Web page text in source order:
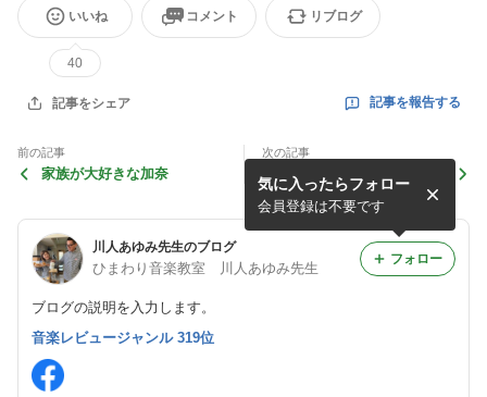
いいね
40
コメント リブログ
記事をシェア 記事を報告する
前の記事
家族が大好きな加奈
次の記事
こうくんの夢はずっと変わら
ずピアニスト
川人あゆみ先生のブログ
ひまわり音楽教室 川人あゆみ先生
ブログの説明を入力します。
気に入ったらフォロー
会員登録は不要です
フォロー
音楽レビュージャンル 319位